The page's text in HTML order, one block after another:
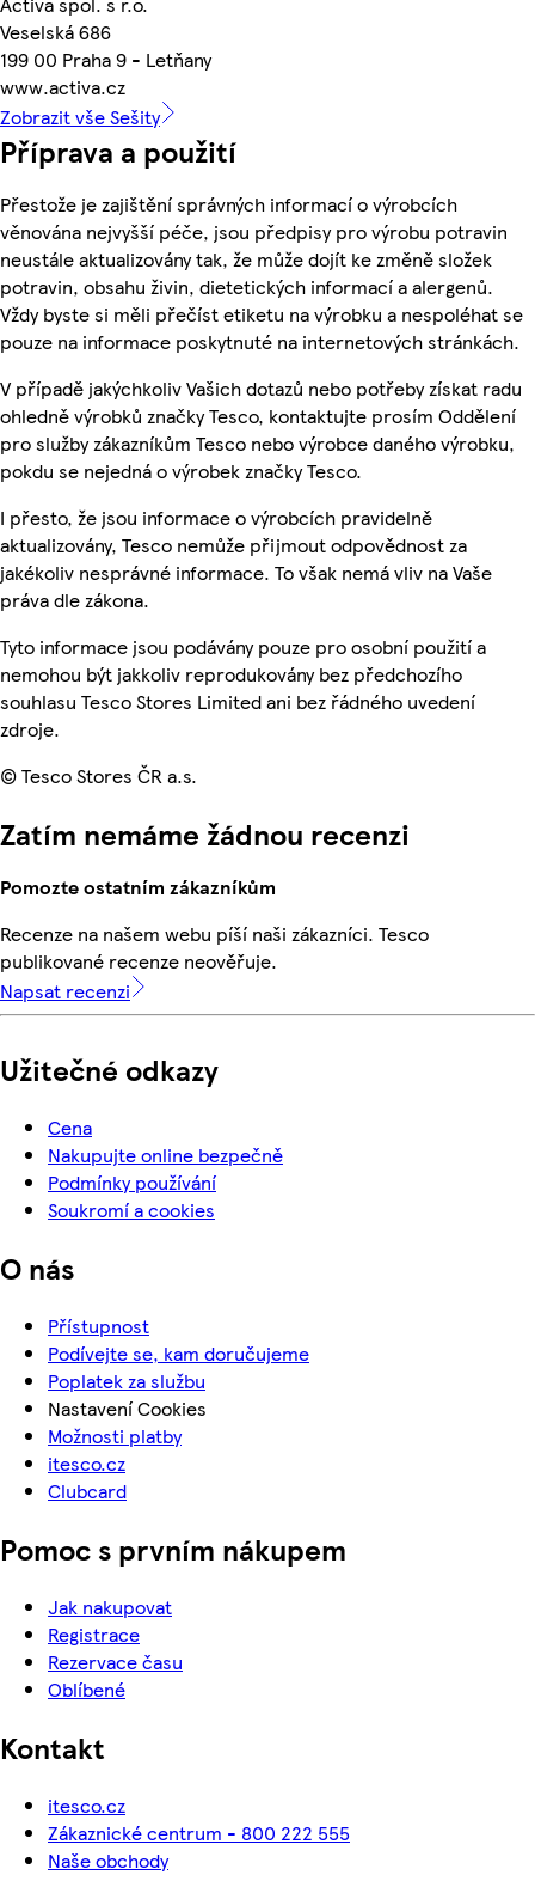
Veselská 686
199 00 Praha 9 - Letňany
www.activa.cz
Zobrazit vše Sešity
Příprava a použití
Přestože je zajištění správných informací o výrobcích
věnována nejvyšší péče, jsou předpisy pro výrobu potravin
neustále aktualizovány tak, že může dojít ke změně složek
potravin, obsahu živin, dietetických informací a alergenů.
Vždy byste si měli přečíst etiketu na výrobku a nespoléhat se
pouze na informace poskytnuté na internetových stránkách.
V případě jakýchkoliv Vašich dotazů nebo potřeby získat radu
ohledně výrobků značky Tesco, kontaktujte prosím Oddělení
pro služby zákazníkům Tesco nebo výrobce daného výrobku,
pokdu se nejedná o výrobek značky Tesco.
I přesto, že jsou informace o výrobcích pravidelně
aktualizovány, Tesco nemůže přijmout odpovědnost za
jakékoliv nesprávné informace. To však nemá vliv na Vaše
práva dle zákona.
Tyto informace jsou podávány pouze pro osobní použití a
nemohou být jakkoliv reprodukovány bez předchozího
souhlasu Tesco Stores Limited ani bez řádného uvedení
zdroje.
© Tesco Stores ČR a.s.
Zatím nemáme žádnou recenzi
Pomozte ostatním zákazníkům
Recenze na našem webu píší naši zákazníci. Tesco
publikované recenze neověřuje.
Napsat recenzi
Užitečné odkazy
Cena
Nakupujte online bezpečně
Podmínky používání
Soukromí a cookies
O nás
Přístupnost
Podívejte se, kam doručujeme
Poplatek za službu
Nastavení Cookies
Možnosti platby
itesco.cz
Clubcard
Pomoc s prvním nákupem
Jak nakupovat
Registrace
Rezervace času
Oblíbené
Kontakt
itesco.cz
Zákaznické centrum - 800 222 555
Naše obchody